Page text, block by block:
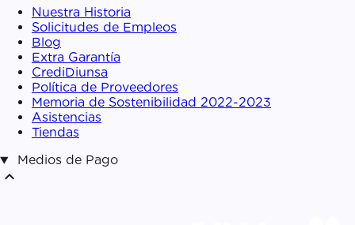
Nuestra Historia
Solicitudes de Empleos
Blog
Extra Garantía
CrediDiunsa
Política de Proveedores
Memoria de Sostenibilidad 2022-2023
Asistencias
Tiendas
Medios de Pago
expand_less